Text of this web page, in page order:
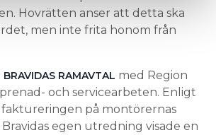
Hovrätten anser att detta ska
men inte frita honom från
RAMAVTAL med Region
och servicearbeten. Enligt
på montörernas
egen utredning visade en